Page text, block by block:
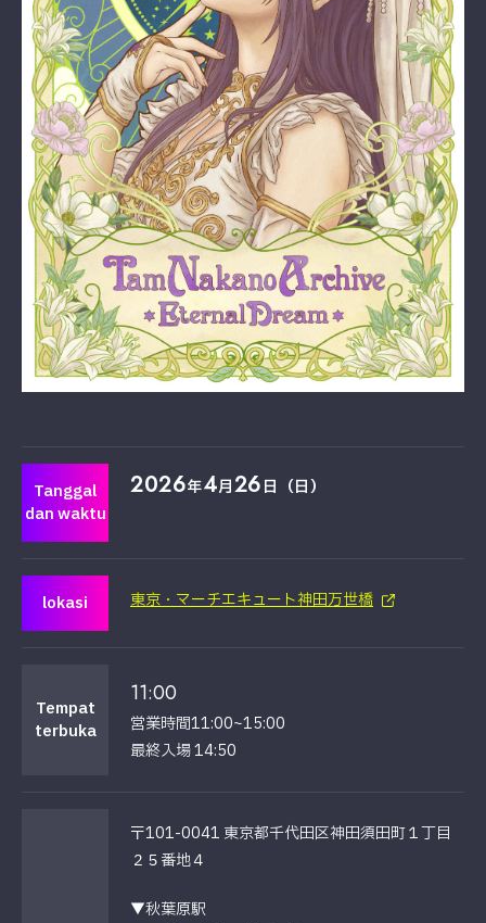
Tanggal
dan waktu
2026年4月26日（日）
lokasi 東京・マーチエキュート神田万世橋
Tempat
terbuka
11:00
営業時間11:00~15:00
最終入場 14:50
〒101-0041 東京都千代田区神田須田町１丁目
２５番地４
▼秋葉原駅